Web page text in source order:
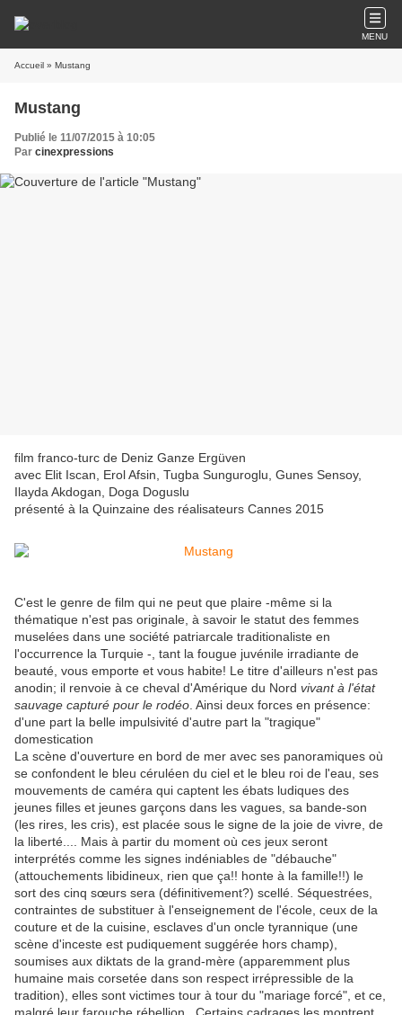
MENU
Accueil » Mustang
Mustang
Publié le 11/07/2015 à 10:05
Par cinexpressions
film franco-turc de Deniz Ganze Ergüven
avec Elit Iscan, Erol Afsin, Tugba Sunguroglu, Gunes Sensoy,
Ilayda Akdogan, Doga Doguslu
présenté à la Quinzaine des réalisateurs Cannes 2015
C'est le genre de film qui ne peut que plaire -même si la
thématique n'est pas originale, à savoir le statut des femmes
muselées dans une société patriarcale traditionaliste en
l'occurrence la Turquie -, tant la fougue juvénile irradiante de
beauté, vous emporte et vous habite! Le titre d'ailleurs n'est pas
anodin; il renvoie à ce cheval d'Amérique du Nord vivant à l'état
sauvage capturé pour le rodéo . Ainsi deux forces en présence:
d'une part la belle impulsivité d'autre part la "tragique"
domestication
La scène d'ouverture en bord de mer avec ses panoramiques où
se confondent le bleu céruléen du ciel et le bleu roi de l'eau, ses
mouvements de caméra qui captent les ébats ludiques des
jeunes filles et jeunes garçons dans les vagues, sa bande-son
(les rires, les cris), est placée sous le signe de la joie de vivre, de
la liberté.... Mais à partir du moment où ces jeux seront
interprétés comme les signes indéniables de "débauche"
(attouchements libidineux, rien que ça!! honte à la famille!!) le
sort des cinq sœurs sera (définitivement?) scellé. Séquestrées,
contraintes de substituer à l'enseignement de l'école, ceux de la
couture et de la cuisine, esclaves d'un oncle tyrannique (une
scène d'inceste est pudiquement suggérée hors champ),
soumises aux diktats de la grand-mère (apparemment plus
humaine mais corsetée dans son respect irrépressible de la
tradition), elles sont victimes tour à tour du "mariage forcé", et ce,